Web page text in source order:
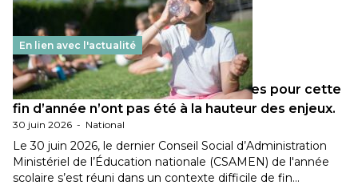
En lien avec l'actualité
Les décisions ministérielles attendues pour cette
fin d’année n’ont pas été à la hauteur des enjeux.
30 juin 2026 - National
Le 30 juin 2026, le dernier Conseil Social d’Administration
Ministériel de l’Éducation nationale (CSAMEN) de l'année
scolaire s’est réuni dans un contexte difficile de fin…